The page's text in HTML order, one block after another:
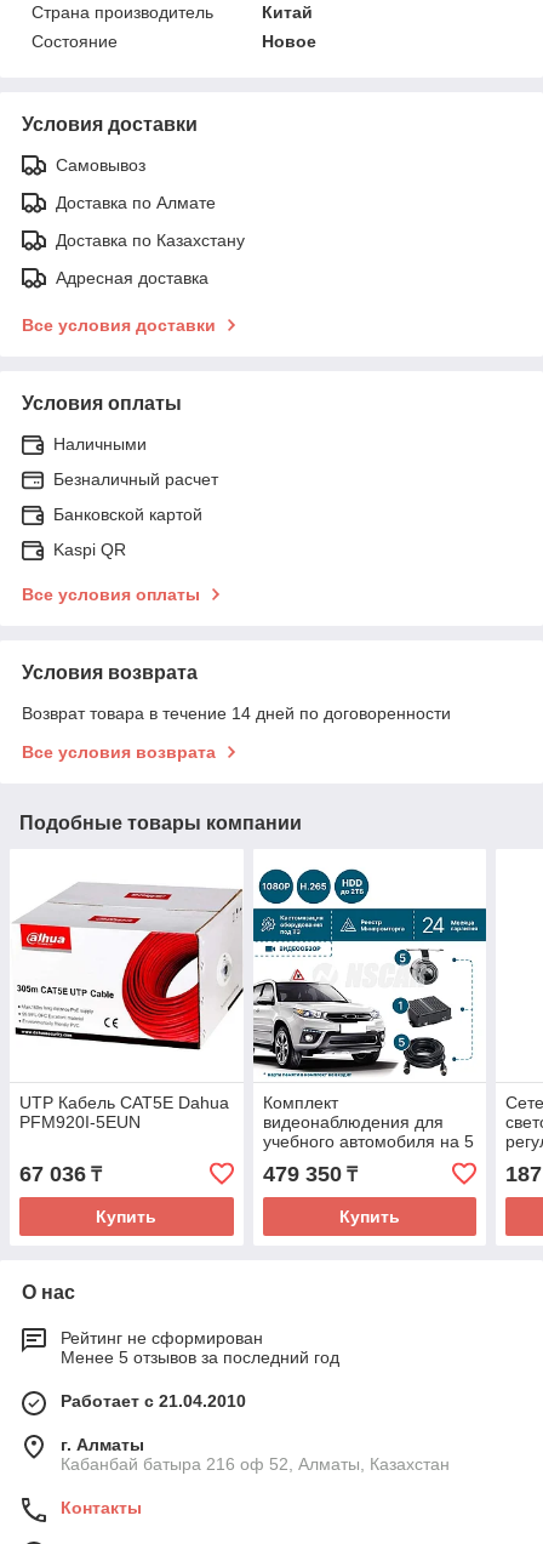
Страна производитель
Китай
Состояние
Новое
Условия доставки
Самовывоз
Доставка по Алмате
Доставка по Казахстану
Адресная доставка
Все условия доставки
Условия оплаты
Наличными
Безналичный расчет
Банковской картой
Kaspi QR
Все условия оплаты
Условия возврата
Возврат товара в течение 14 дней по договоренности
Все условия возврата
Подобные товары компании
UTP Кабель CAT5E Dahua
PFM920I-5EUN
67 036 ₸
Купить
Комплект
видеонаблюдения для
учебного автомобиля на 5
камер NSCAR 501 FullHD:
8ми канальный
регистратор FullHD
479 350₸
Купить
О нас
Рейтинг не сформирован
Менее 5 отзывов за последний год
Работает с 21.04.2010
г. Алматы
Кабанбай батыра 216 оф 52, Алматы, Казахстан
Контакты